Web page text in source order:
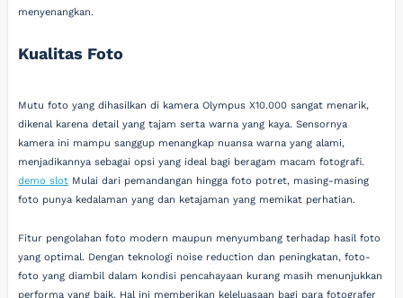
menyenangkan.
Kualitas Foto
Mutu foto yang dihasilkan di kamera Olympus X10.000 sangat menarik,
dikenal karena detail yang tajam serta warna yang kaya. Sensornya
kamera ini mampu sanggup menangkap nuansa warna yang alami,
menjadikannya sebagai opsi yang ideal bagi beragam macam fotografi.
demo slot Mulai dari pemandangan hingga foto potret, masing-masing
foto punya kedalaman yang dan ketajaman yang memikat perhatian.
Fitur pengolahan foto modern maupun menyumbang terhadap hasil foto
yang optimal. Dengan teknologi noise reduction dan peningkatan, foto-
foto yang diambil dalam kondisi pencahayaan kurang masih menunjukkan
performa yang baik. Hal ini memberikan keleluasaan bagi para fotografer